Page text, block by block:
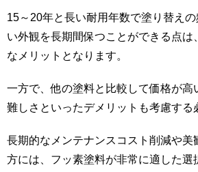
15～20年と長い耐用年数で塗り替え
い外観を長期間保つことができる点は
なメリットとなります。
一方で、他の塗料と比較して価格が高
難しさといったデメリットも考慮する
長期的なメンテナンスコスト削減や美
方には、フッ素塗料が非常に適した選